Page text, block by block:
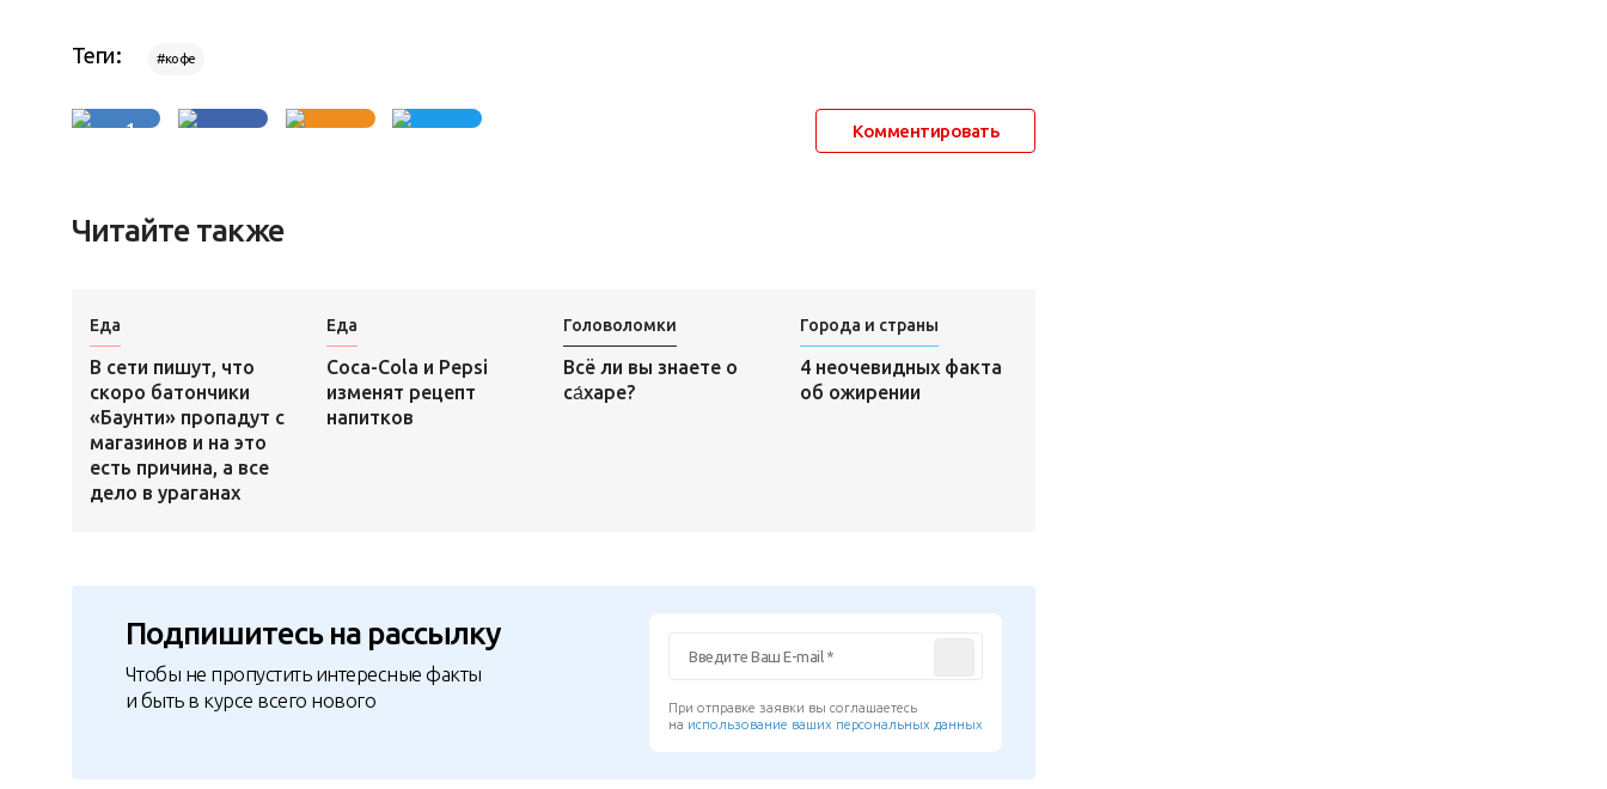
Теги: #кофе
1 Комментировать
Читайте также
Еда
В сети пишут, что
скоро батончики
«Баунти» пропадут с
магазинов и на это
есть причина, а все
дело в ураганах
Еда
Сoca-Cola и Pepsi
изменят рецепт
напитков
Головоломки
Всё ли вы знаете о
са́харе?
Города и страны
4 неочевидных факта
об ожирении
Подпишитесь на рассылку
Чтобы не пропустить интересные факты
и быть в курсе всего нового
При отправке заявки вы соглашаетесь
на использование ваших персональных данных